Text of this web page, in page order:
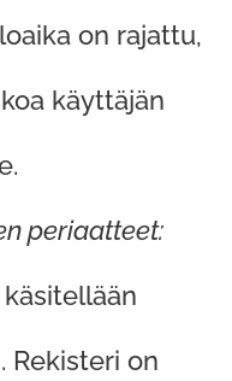
on rajattu,
käyttäjän
periaatteet:
Rekisteri on